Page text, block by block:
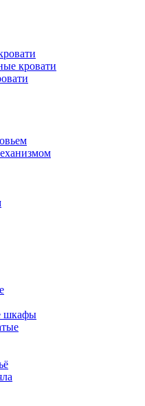
кровати
шкафы